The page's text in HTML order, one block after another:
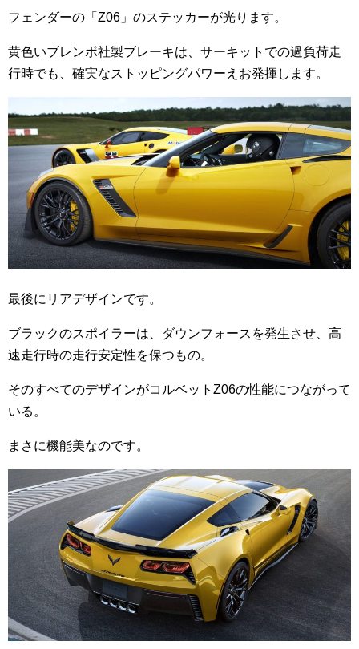
フェンダーの「Z06」のステッカーが光ります。
黄色いブレンボ社製ブレーキは、サーキットでの過負荷走
行時でも、確実なストッピングパワーえお発揮します。
最後にリアデザインです。
ブラックのスポイラーは、ダウンフォースを発生させ、高
速走行時の走行安定性を保つもの。
そのすべてのデザインがコルベットZ06の性能につながって
いる。
まさに機能美なのです。